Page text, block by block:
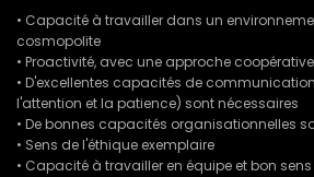
• Capacité à travailler dans un
cosmopolite
• Proactivité, avec une approche
• D'excellentes capacités de
l'attention et la patience) sont nécessaires
• De bonnes capacités organisationnelles
• Sens de l'éthique exemplaire
• Capacité à travailler en équipe et bon